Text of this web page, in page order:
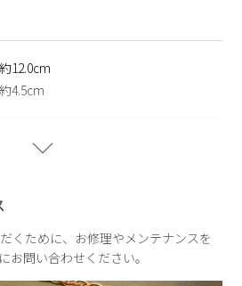
ださい。
みご利用いただけます。あらかじめ
12.0cm
4.5cm
くために、お修理やメンテナンスを
お問い合わせください。